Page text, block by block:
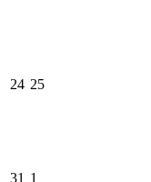
24 25
31 1